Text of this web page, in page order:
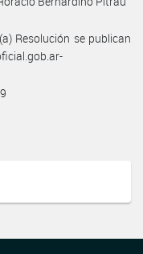
Resolución se publican